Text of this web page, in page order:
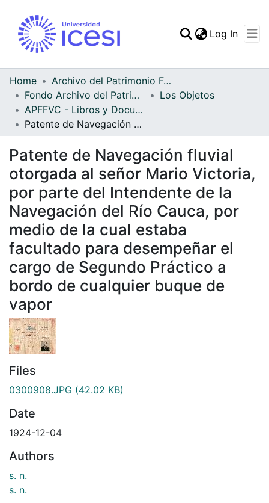
Statistics
Log In
Home
Archivo del Patrimonio Fotográfico y Fílmico del Valle del Cauca
Fondo Archivo del Patrimonio Fotográfico y Fílmico del Valle del Cauca
Los Objetos
APFFVC - Libros y Documentos - Patrimonial
Patente de Navegación fluvial otorgada al señor Mario Victoria, por parte del Intendente de la Navegación del Río Cauca, por medio de la cual estaba facultado para desempeñar el cargo de Segundo Práctico a bordo de cualquier buque de vapor
Patente de Navegación fluvial
otorgada al señor Mario Victoria,
por parte del Intendente de la
Navegación del Río Cauca, por
medio de la cual estaba
facultado para desempeñar el
cargo de Segundo Práctico a
bordo de cualquier buque de
vapor
Files
0300908.JPG (42.02 KB)
Date
1924-12-04
Authors
s. n.
s. n.